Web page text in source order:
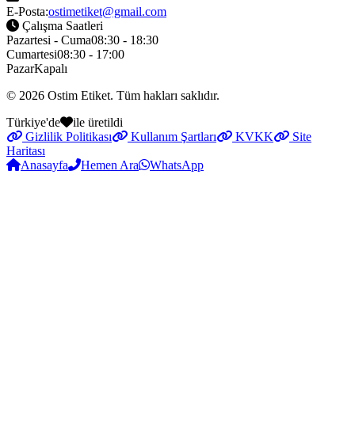
E-Posta:ostimetiket@gmail.com
Çalışma Saatleri
Pazartesi - Cuma08:30 - 18:30
Cumartesi08:30 - 17:00
PazarKapalı
© 2026 Ostim Etiket. Tüm hakları saklıdır.
Türkiye'de
ile üretildi
Gizlilik Politikası
Kullanım Şartları KVKK
Site
Haritası
Anasayfa
Hemen Ara WhatsApp